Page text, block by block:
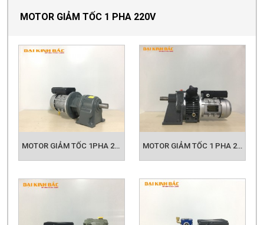
MOTOR GIẢM TỐC 1 PHA 220V
MOTOR GIẢM TỐC 1PHA 220V MOTOR GIẢM TỐC 1 PHA 220V 0.25KW - 1/3HP